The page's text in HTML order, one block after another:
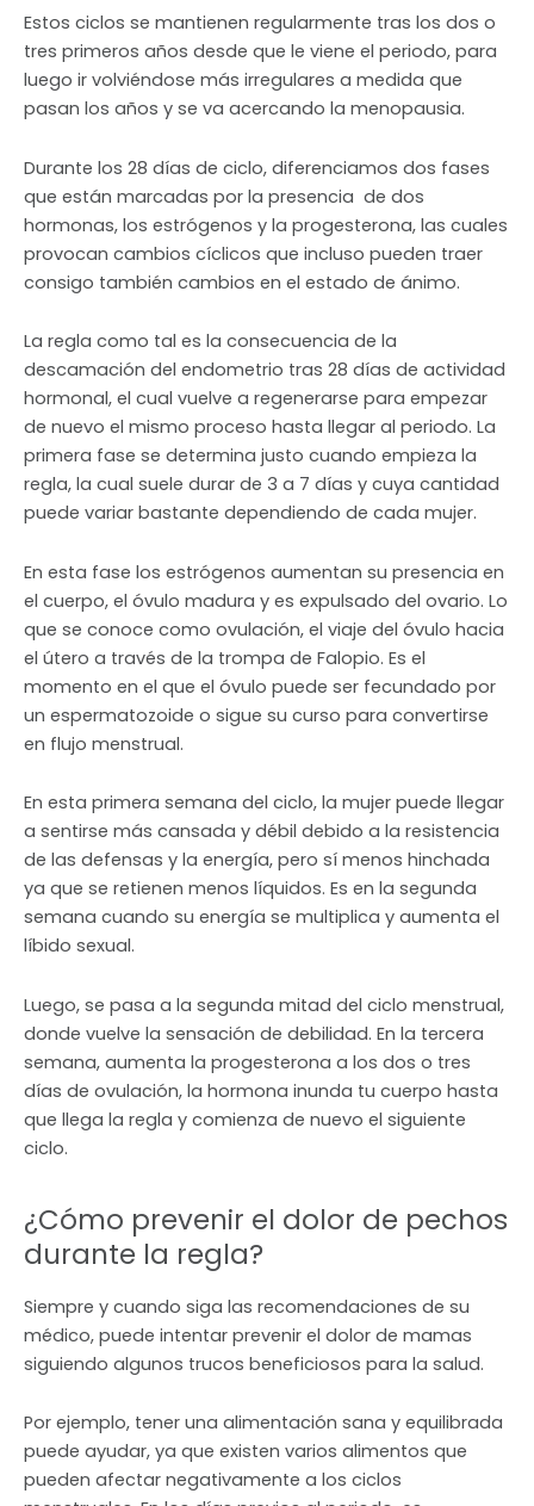
Estos ciclos se mantienen regularmente tras los dos o
tres primeros años desde que le viene el periodo, para
luego ir volviéndose más irregulares a medida que
pasan los años y se va acercando la menopausia.
Durante los 28 días de ciclo, diferenciamos dos fases
que están marcadas por la presencia de dos
hormonas, los estrógenos y la progesterona, las cuales
provocan cambios cíclicos que incluso pueden traer
consigo también cambios en el estado de ánimo.
La regla como tal es la consecuencia de la
descamación del endometrio tras 28 días de actividad
hormonal, el cual vuelve a regenerarse para empezar
de nuevo el mismo proceso hasta llegar al periodo. La
primera fase se determina justo cuando empieza la
regla, la cual suele durar de 3 a 7 días y cuya cantidad
puede variar bastante dependiendo de cada mujer.
En esta fase los estrógenos aumentan su presencia en
el cuerpo, el óvulo madura y es expulsado del ovario. Lo
que se conoce como ovulación, el viaje del óvulo hacia
el útero a través de la trompa de Falopio. Es el
momento en el que el óvulo puede ser fecundado por
un espermatozoide o sigue su curso para convertirse
en flujo menstrual.
En esta primera semana del ciclo, la mujer puede llegar
a sentirse más cansada y débil debido a la resistencia
de las defensas y la energía, pero sí menos hinchada
ya que se retienen menos líquidos. Es en la segunda
semana cuando su energía se multiplica y aumenta el
líbido sexual.
Luego, se pasa a la segunda mitad del ciclo menstrual,
donde vuelve la sensación de debilidad. En la tercera
semana, aumenta la progesterona a los dos o tres
días de ovulación, la hormona inunda tu cuerpo hasta
que llega la regla y comienza de nuevo el siguiente
ciclo.
¿Cómo prevenir el dolor de pechos
durante la regla?
Siempre y cuando siga las recomendaciones de su
médico, puede intentar prevenir el dolor de mamas
siguiendo algunos trucos beneficiosos para la salud.
Por ejemplo, tener una alimentación sana y equilibrada
puede ayudar, ya que existen varios alimentos que
pueden afectar negativamente a los ciclos